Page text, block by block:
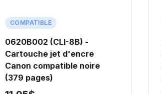
COMPATIBLE
0620B002 (CLI-8B) -
Cartouche jet d'encre
Canon compatible noire
(379 pages)